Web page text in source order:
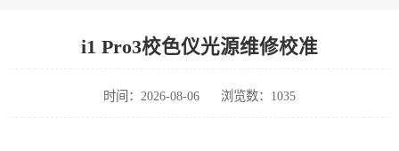
i1 Pro3校色仪光源维修校准
时间：2026-08-06 浏览数：1035